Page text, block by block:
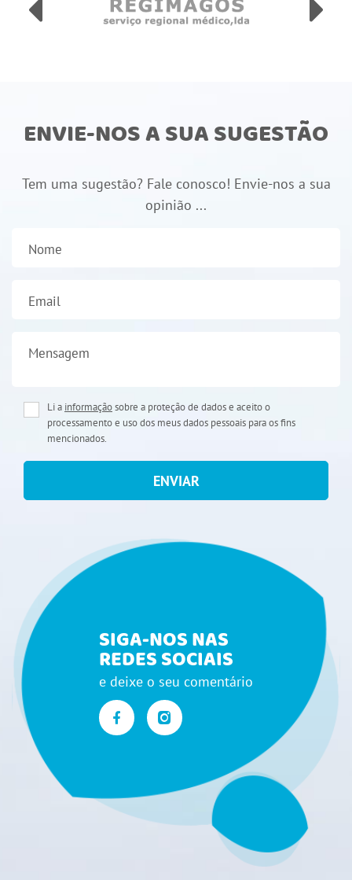
ENVIE-NOS A SUA SUGESTÃO
Tem uma sugestão? Fale conosco! Envie-nos a sua
opinião ...
Nome
Email
Mensagem
Li a informaçãosobre a proteção de dados e aceito o
processamento e uso dos meus dados pessoais para os fins
mencionados.
ENVIAR
SIGA-NOS NAS
REDES SOCIAIS
e deixe o seu comentário